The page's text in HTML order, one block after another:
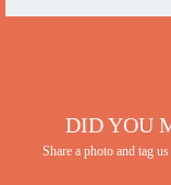
DID YOU
Share a photo and tag